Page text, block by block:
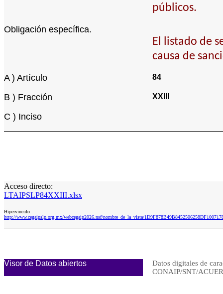
públicos.
Obligación específica.
El listado de
causa de
A ) Artículo 84
B ) Fracción XXIII
C ) Inciso
Acceso directo:
LTAIPSLP84XXIII.xlsx
Hipervinculo
http://www.cegaipslp.org.mx/webcegaip2026.nsf/nombre_de_la_vista/
Visor de Datos abiertos
Datos digitales de
CONAIP/SNT/